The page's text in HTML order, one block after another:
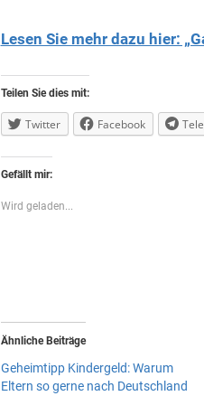
Lesen Sie mehr dazu hier:
Teilen Sie dies mit:
Twitter Facebook
Gefällt mir:
Wird geladen...
Ähnliche Beiträge
Geheimtipp Kindergeld: Warum
Eltern so gerne nach Deutschland